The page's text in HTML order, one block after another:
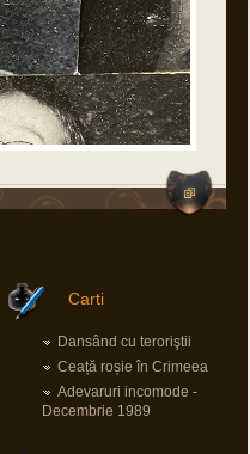
Carti
Dansând cu teroriştii
Ceață roșie în Crimeea
Adevaruri incomode -
Decembrie 1989